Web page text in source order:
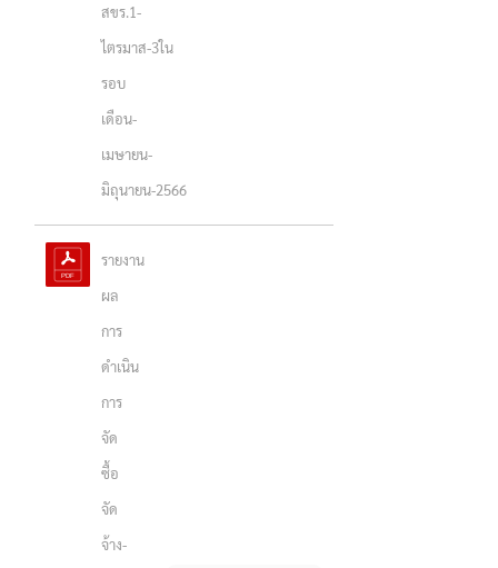
สขร.1-
ไตรมาส-3ใน
รอบ
เดือน-
เมษายน-
มิถุนายน-2566
รายงาน
ผล
การ
ดำเนิน
การ
จัด
ซื้อ
จัด
จ้าง-